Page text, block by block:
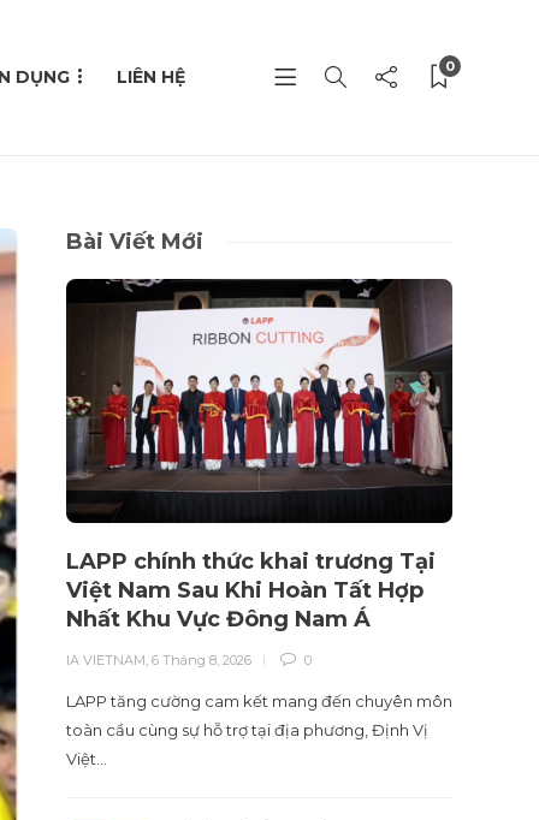
DỤNG LIÊN HỆ 0
Bài Viết Mới
LAPP chính thức khai trương Tại
Việt Nam Sau Khi Hoàn Tất Hợp
Nhất Khu Vực Đông Nam Á
IA VIETNAM ,6 Tháng 8, 2026 0
LAPP tăng cường cam kết mang đến chuyên môn
toàn cầu cùng sự hỗ trợ tại địa phương, Định Vị
Việt…